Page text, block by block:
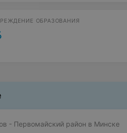
ОБРАЗОВАНИЯ
- Первомайский район в Минске